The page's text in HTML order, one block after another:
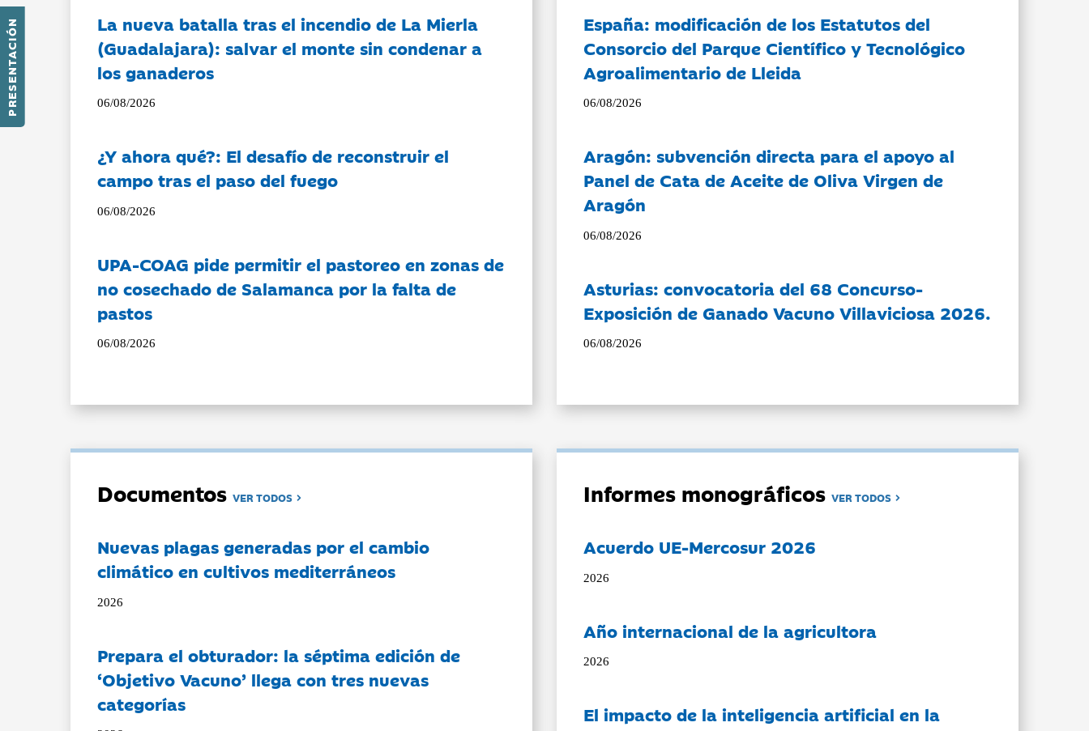
PRESENTACIÓN
La nueva batalla tras el incendio de La Mierla
(Guadalajara): salvar el monte sin condenar a
los ganaderos
06/08/2026
¿Y ahora qué?: El desafío de reconstruir el
campo tras el paso del fuego
06/08/2026
UPA-COAG pide permitir el pastoreo en zonas de
no cosechado de Salamanca por la falta de
pastos
06/08/2026
España: modificación de los Estatutos del
Consorcio del Parque Científico y Tecnológico
Agroalimentario de Lleida
06/08/2026
Aragón: subvención directa para el apoyo al
Panel de Cata de Aceite de Oliva Virgen de
Aragón
06/08/2026
Asturias: convocatoria del 68 Concurso-
Exposición de Ganado Vacuno Villaviciosa 2026.
06/08/2026
DocumentosVER TODOS
Nuevas plagas generadas por el cambio
climático en cultivos mediterráneos
2026
Prepara el obturador: la séptima edición de
‘Objetivo Vacuno’ llega con tres nuevas
categorías
Informes monográficosVER TODOS
Acuerdo UE-Mercosur 2026
2026
Año internacional de la agricultora
2026
El impacto de la inteligencia artificial en la